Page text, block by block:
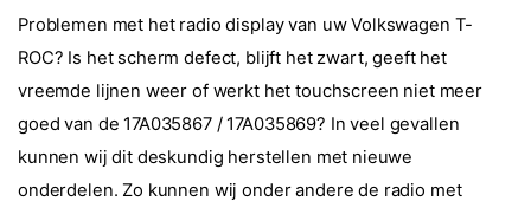
Problemen met het radio display van uw Volkswagen T-
ROC? Is het scherm defect, blijft het zwart, geeft het
vreemde lijnen weer of werkt het touchscreen niet meer
goed van de 17A035867 / 17A035869? In veel gevallen
kunnen wij dit deskundig herstellen met nieuwe
onderdelen. Zo kunnen wij onder andere de radio met